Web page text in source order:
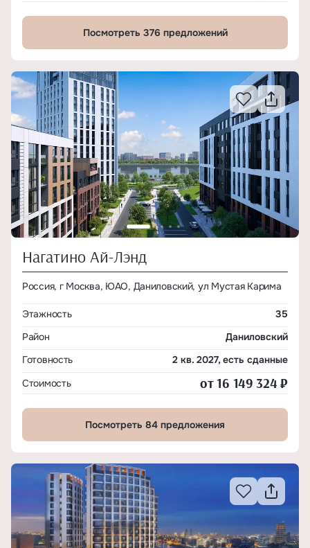
Посмотреть 376 предложений
Нагатино Ай-Лэнд
Россия, г Москва, ЮАО, Даниловский, ул Мустая Карима
Этажность
35
Район
Даниловский
Готовность
2 кв. 2027, есть сданные
Стоимость
от 16 149 324 ₽
Посмотреть 84 предложения